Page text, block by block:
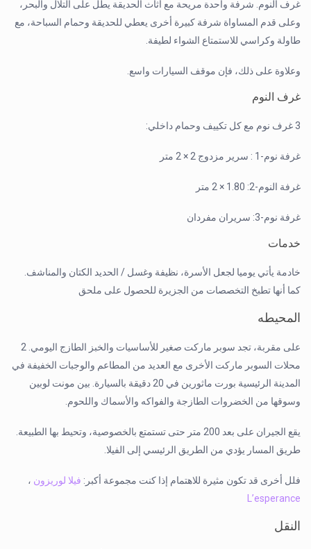
غرف النوم. شرفة واحدة مريحة مع أثاث الحديقة يطل على التلال والبحر،
وعلى قدم المساواة شرفة كبيرة أخرى يعطي للحديقة وحمام السباحة، مع
طاولة وكراسي للاستمتاع الشواء لطيفة.
وعلاوة على ذلك، فإن موقف السيارات واسع.
غرف النوم
3 غرف نوم مع كل تكييف وحمام داخلي:
غرفة نوم-1 : سرير مزدوج 2 × 2 متر
غرفة النوم-2: 1.80 × 2 متر
غرفة نوم-3: سريران مفردان
خدمات
خادمة يأتي يوميا لجعل الأسرة، نظيفة وغسل / الحديد الكتان والمناشف.
كما أنها تطبخ التخصصات من الجزيرة للحصول على ملحق
المحيطه
على مقربة، تجد سوبر ماركت صغير للأساسيات والخبز الطازج اليومي. 2
محلات السوبر ماركت الأخرى مع العديد من المطاعم والوجبات الخفيفة في
المدينة الرئيسية بورت ماثورين في 20 دقيقة بالسيارة. بين مونت لوبين
وسوقها من الخضروات الطازجة والفواكه والأسماك واللحوم.
يقع الجيران على بعد 200 متر حتى تستمتع بالخصوصية، وتحيط بها الطبيعة.
طريق المسار يؤدي من الطريق الرئيسي إلى الفيلا.
فلل أخرى قد تكون مثيرة للاهتمام إذا كنت مجموعة أكبر: فيلا لوريزون ،
L’esperance
النقل